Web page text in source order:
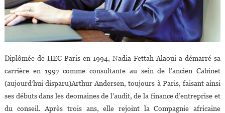
Diplômée de HEC Paris en 1994, Nadia Fettah Alaoui a démarré sa
carrière en 1997 comme consultante au sein de l’ancien Cabinet
(aujourd’hui disparu)Arthur Andersen, toujours à Paris, faisant ainsi
ses débuts dans les deomaines de l’audit, de la finance d’entreprise et
du conseil. Après trois ans, elle rejoint la Compagnie africaine